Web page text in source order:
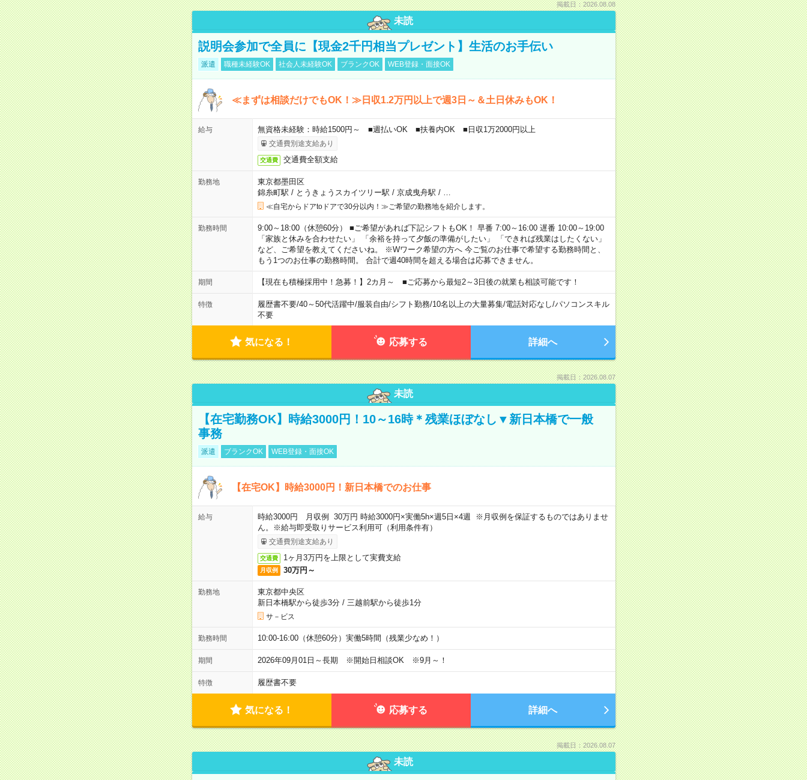
掲載日：2026.08.08
未読
説明会参加で全員に【現金2千円相当プレゼント】生活のお手伝い
派遣 職種未経験OK 社会人未経験OK ブランクOK WEB登録・面接OK
≪まずは相談だけでもOK！≫日収1.2万円以上で週3日～＆土日休みもOK！
給与 無資格未経験：時給1500円～ ■週払いOK ■扶養内OK ■日収1万2000円以上
交通費別途支給あり
交通費 交通費全額支給
勤務地
東京都墨田区
錦糸町駅 / とうきょうスカイツリー駅 / 京成曳舟駅 / …
≪自宅からドアtoドアで30分以内！≫ご希望の勤務地を紹介します。
勤務時間
9:00～18:00（休憩60分） ■ご希望があれば下記シフトもOK！ 早番 7:00～16:00 遅番 10:00～19:00
「家族と休みを合わせたい」 「余裕を持って夕飯の準備がしたい」 「できれば残業はしたくない」
など、ご希望を教えてくださいね。 ※Wワーク希望の方へ 今ご覧のお仕事で希望する勤務時間と、
もう1つのお仕事の勤務時間。 合計で週40時間を超える場合は応募できません。
期間 【現在も積極採用中！急募！】2カ月～ ■ご応募から最短2～3日後の就業も相談可能です！
特徴 履歴書不要/40～50代活躍中/服装自由/シフト勤務/10名以上の大量募集/電話対応なし/パソコンスキル
不要
気になる！ 応募する 詳細へ
掲載日：2026.08.07
未読
【在宅勤務OK】時給3000円！10～16時＊残業ほぼなし▼新日本橋で一般
事務
派遣 ブランクOK WEB登録・面接OK
【在宅OK】時給3000円！新日本橋でのお仕事
給与
時給3000円 月収例 30万円 時給3000円×実働5h×週5日×4週 ※月収例を保証するものではありませ
ん。※給与即受取りサービス利用可（利用条件有）
交通費別途支給あり
交通費 1ヶ月3万円を上限として実費支給
月収例 30万円～
勤務地
東京都中央区
新日本橋駅から徒歩3分/ 三越前駅から徒歩1分
サ－ビス
勤務時間 10:00-16:00（休憩60分）実働5時間（残業少なめ！）
期間 2026年09月01日～長期 ※開始日相談OK ※9月～！
特徴 履歴書不要
気になる！ 応募する 詳細へ
掲載日：2026.08.07
未読